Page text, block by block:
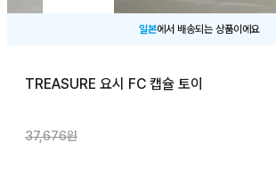
일본에서 배송되는 상품이에요
TREASURE 요시 FC 캡슐 토이
37,676원